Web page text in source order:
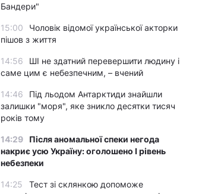
Бандери"
15:00
Чоловік відомої української акторки
пішов з життя
14:56
ШІ не здатний перевершити людину і
саме цим є небезпечним, – вчений
14:46
Під льодом Антарктиди знайшли
залишки "моря", яке зникло десятки тисяч
років тому
14:29
Після аномальної спеки негода
накриє усю Україну: оголошено І рівень
небезпеки
14:25
Тест зі склянкою допоможе